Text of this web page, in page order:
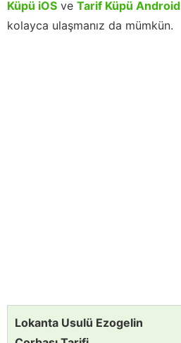
Küpü iOS ve Tarif Küpü Android
kolayca ulaşmanız da mümkün.
Lokanta Usulü Ezogelin